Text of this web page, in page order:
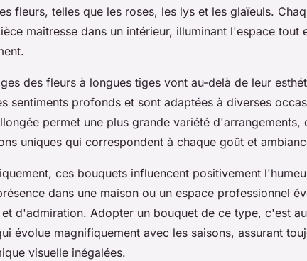
fleurs, telles que les roses, les lys et les glaïeuls.
maîtresse dans un intérieur, illuminant l'espace tout
des fleurs à longues tiges vont au-delà de leur
sentiments profonds et sont adaptées à diverses
permet une plus grande variété d'arrangements,
uniques qui correspondent à chaque goût et
ces bouquets influencent positivement
dans une maison ou un espace professionnel
d'admiration. Adopter un bouquet de ce type, c'est
évolue magnifiquement avec les saisons, assurant
visuelle inégalées.